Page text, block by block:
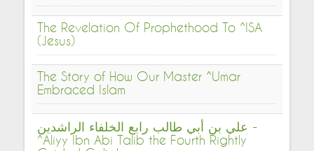
The Revelation Of Prophethood To ^ISA
(Jesus)
The Story of How Our Master ^Umar
Embraced Islam
علي بن أبي طالب رابع الخلفاء الراشدين -
^Aliyy Ibn Abi Talib the Fourth Rightly